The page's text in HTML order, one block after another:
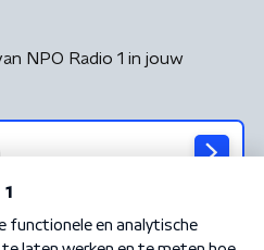
NPO Radio 1 in jouw